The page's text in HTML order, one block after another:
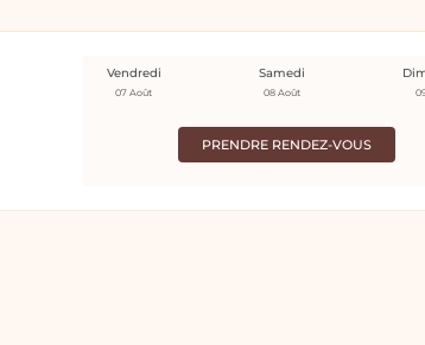
PRENDRE RENDEZ-VOUS
Vendredi
07 Août
Samedi
08 Août